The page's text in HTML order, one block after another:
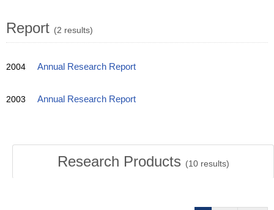
Report (2 results)
2004 Annual Research Report
2003 Annual Research Report
Research Products (10results)